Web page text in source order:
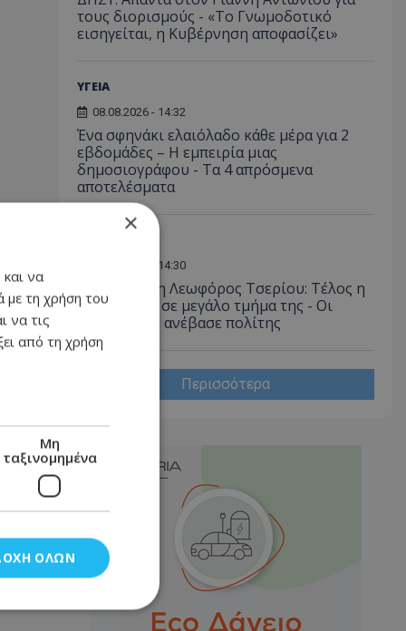
τους διορισμούς - «Το Γνωμοδοτικό
εισηγείται, η Κυβέρνηση αποφασίζει»
ΥΓΕΙΑ
08.08.2026 - 14:32
Ένα σφηνάκι ελαιόλαδο κάθε μέρα για 2
εβδομάδες – Η εμπειρία μιας
δημοσιογράφου - Τα 4 απρόσμενα
αποτελέσματα
08.08.2026 - 14:30
Αγνώριστη η Λεωφόρος Τσερίου: Τέλος η
ταλαιπωρία σε μεγάλο τμήμα της - Οι
εικόνες που ανέβασε πολίτης
Περισσότερα
×
και να
με τη χρήση του
να τις
από τη χρήση
Μη
ταξινομημένα
ΌΛΩΝ